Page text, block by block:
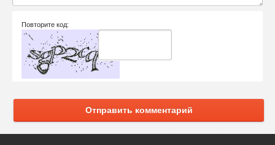
Повторите код:
Отправить комментарий